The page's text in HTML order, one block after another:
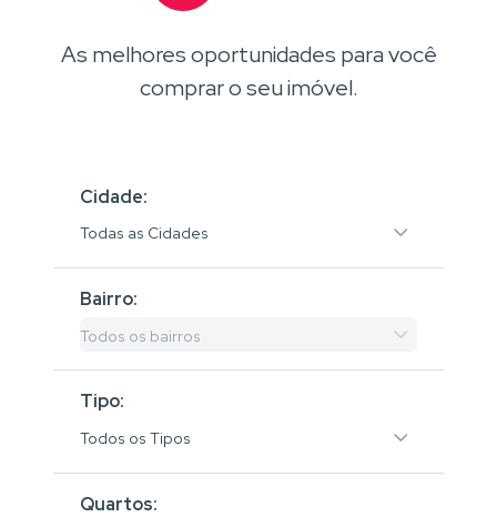
As melhores oportunidades para você
comprar o seu imóvel.
Cidade:
Todas as Cidades
Bairro:
Todos os bairros
Tipo:
Todos os Tipos
Quartos: